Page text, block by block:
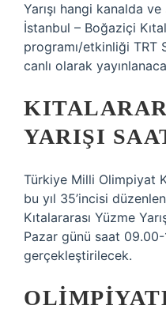
Yarışı hangi kanalda
İstanbul – Boğaziçi
programı/etkinliği TRT
canlı olarak
YARIŞI
Türkiye Milli Olimpiyat
bu yıl 35’incisi
Kıtalararası Yüzme
Pazar günü saat 09.00-
gerçekleştirilecek.